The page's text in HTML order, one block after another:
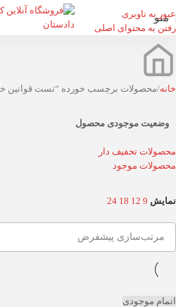
عبور به ناوبری
رفتن به محتوای اصلی
منو
خانه محصولات برچسب خورده “تست قوانین
وضعیت موجودی محصول
محصولات تخفیف دار
محصولات موجود
نمایش 9
12
18
24
اتمام موجودی